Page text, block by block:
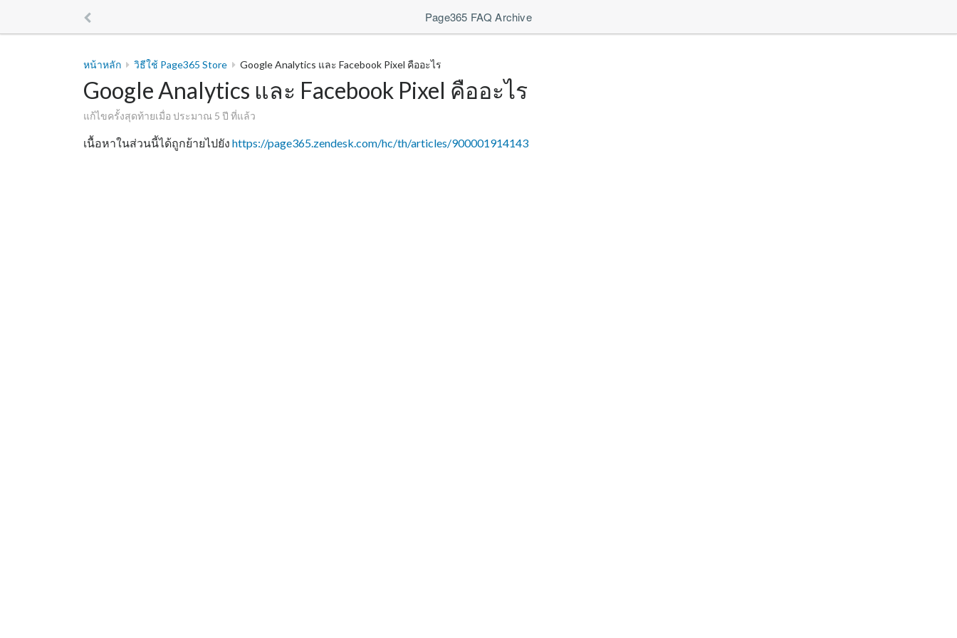
Page365 FAQ Archive
หน้าหลัก วิธีใช้ Page365 Store Google Analytics และ Facebook Pixel คืออะไร
Google Analytics และ Facebook Pixel คืออะไร
แก้ไขครั้งสุดท้ายเมื่อ ประมาณ 5 ปี ที่แล้ว
เนื้อหาในส่วนนี้ได้ถูกย้ายไปยัง https://page365.zendesk.com/hc/th/articles/900001914143